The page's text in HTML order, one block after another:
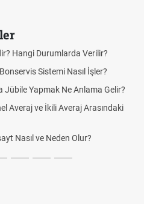
Hangi Durumlarda Verilir?
Sistemi Nasıl İşler?
Jübile Yapmak Ne Anlama Gelir?
Averaj ve İkili Averaj Arasındaki
Nasıl ve Neden Olur?